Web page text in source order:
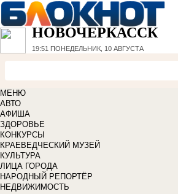
НОВОЧЕРКАССК
19:51 ПОНЕДЕЛЬНИК, 10 АВГУСТА
МЕНЮ
АВТО
АФИША
ЗДОРОВЬЕ
КОНКУРСЫ
КРАЕВЕДЧЕСКИЙ МУЗЕЙ
КУЛЬТУРА
ЛИЦА ГОРОДА
НАРОДНЫЙ РЕПОРТЁР
НЕДВИЖИМОСТЬ